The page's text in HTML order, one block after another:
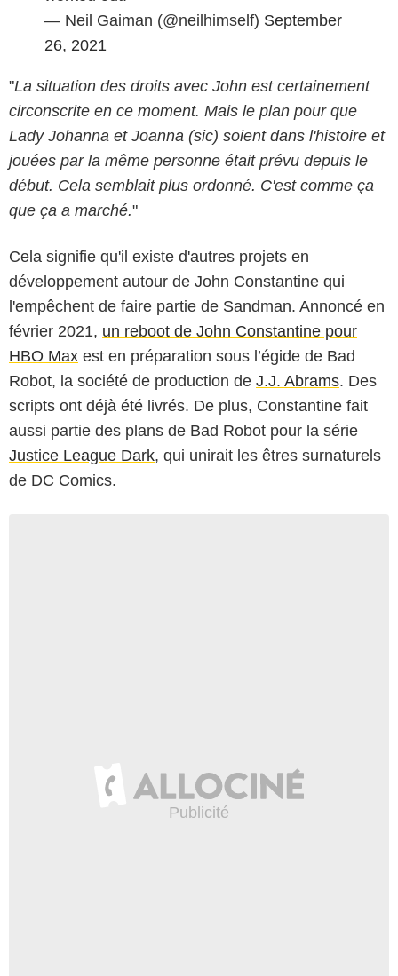
— Neil Gaiman (@neilhimself) September
26, 2021
"La situation des droits avec John est certainement
circonscrite en ce moment. Mais le plan pour que
Lady Johanna et Joanna (sic) soient dans l'histoire et
jouées par la même personne était prévu depuis le
début. Cela semblait plus ordonné. C'est comme ça
que ça a marché."
Cela signifie qu'il existe d'autres projets en
développement autour de John Constantine qui
l'empêchent de faire partie de Sandman. Annoncé en
février 2021, un reboot de John Constantine pour
HBO Max est en préparation sous l’égide de Bad
Robot, la société de production de J.J. Abrams. Des
scripts ont déjà été livrés. De plus, Constantine fait
aussi partie des plans de Bad Robot pour la série
Justice League Dark, qui unirait les êtres surnaturels
de DC Comics.